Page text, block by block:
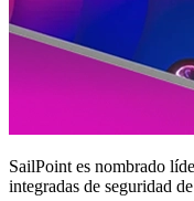
SailPoint es nombrado
integradas de seguridad